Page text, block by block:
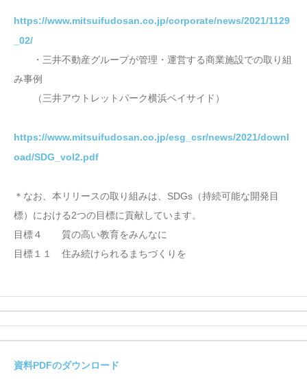
https://www.mitsuifudosan.co.jp/corporate/news/2021/1129
_02/
・三井不動産グループが管理・運営する商業施設での取り組
み事例
（三井アウトレットパーク横浜ベイサイド）
https://www.mitsuifudosan.co.jp/esg_csr/news/2021/downl
oad/SDG_vol2.pdf
＊なお、本リリースの取り組みは、SDGs（持続可能な開発目
標）における2つの目標に貢献しています。
目標４ 質の高い教育をみんなに
目標１１ 住み続けられるまちづくりを
資料PDFのダウンロード